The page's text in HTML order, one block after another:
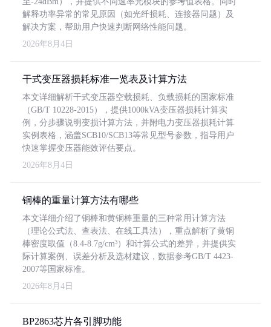
解释功率异常的常见原因（如光纤损耗、连接器问题）及
解决方案，帮助用户快速判断网络性能问题。
2026年8月4日
干式变压器损耗标准一览表及计算方法
本文详细解析干式变压器空载损耗、负载损耗的国家标准
（GB/T 10228-2015），提供1000kVA变压器损耗计算实
例，分步骤说明变损计算方法，并附电力变压器损耗计算
实例表格，涵盖SCB10/SCB13等常见型号参数，指导用户
快速掌握变压器能效评估要点。
2026年8月4日
铜棒的重量计算方法有哪些
本文详细介绍了铜棒和黄铜棒重量的三种常用计算方法
（理论公式法、查表法、在线工具法），重点解析了黄铜
棒密度取值（8.4-8.7g/cm³）和计算公式的差异，并提供实
际计算案例、误差分析及选材建议，数据参考GB/T 4423-
2007等国家标准。
2026年8月4日
BP2863芯片各引脚功能